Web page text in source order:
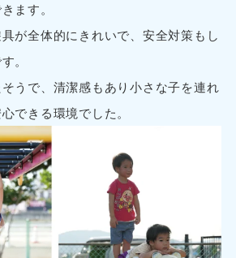
ます。
が全体的にきれいで、安全対策もし
。
うで、清潔感もあり小さな子を連れ
できる環境でした。